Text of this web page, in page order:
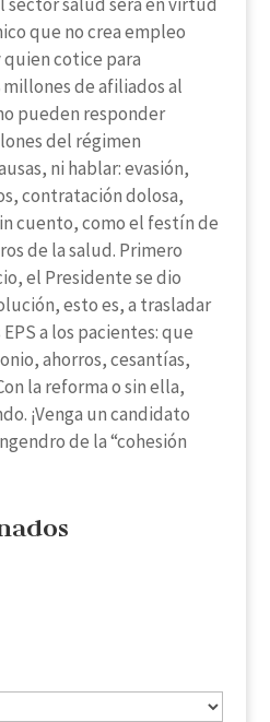
que no crea empleo
quien cotice para
millones de afiliados al
pueden responder
del régimen
ni hablar: evasión,
contratación dolosa,
cuento, como el festín de
de la salud. Primero
el Presidente se dio
esto es, a trasladar
a los pacientes: que
ahorros, cesantías,
la reforma o sin ella,
¡Venga un candidato
de la “cohesión